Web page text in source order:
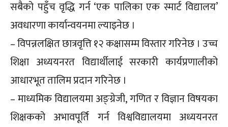
सबैको पहुँच वृद्धि गर्न ‘एक पालिका एक स्मार्ट विद्यालय’
अवधारणा कार्यान्वयनमा ल्याइनेछ ।
– विपन्नलक्षित छात्रवृत्ति १२ कक्षासम्म विस्तार गरिनेछ । उच्च
शिक्षा अध्ययनरत विद्यार्थीलाई सरकारी कार्यप्रणालीको
आधारभूत तालिम प्रदान गरिनेछ ।
– माध्यमिक विद्यालयमा अङ्ग्रेजी, गणित र विज्ञान विषयका
शिक्षकको अभावपूर्ति गर्न विश्वविद्यालयमा अध्ययनरत